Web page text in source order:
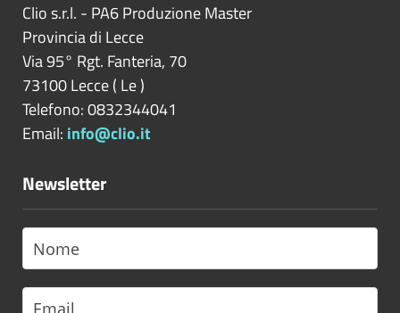
Clio s.r.l. - PA6 Produzione Master
Provincia di Lecce
Via 95° Rgt. Fanteria, 70
73100Lecce( Le)
Telefono: 0832344041
Email: info@clio.it
Newsletter